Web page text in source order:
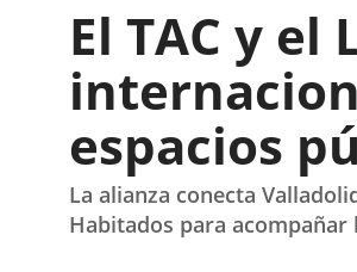
El TAC y
espacios
La alianza conecta
Habitados para acompañar